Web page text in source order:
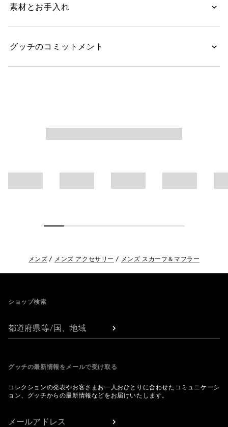
素材とお手入れ
グッチのコミットメント
メンズ メンズ アクセサリー メンズ スカーフ＆マフラー
ショップ検索
都道府県等/国、地域
グッチの最新情報をメールで受け取る
コレクションの発表やお客さまお一人おひとりに合わせたコミュニケーシ
ョン、グッチからの最新情報などをお届けいたします。
メールアドレス